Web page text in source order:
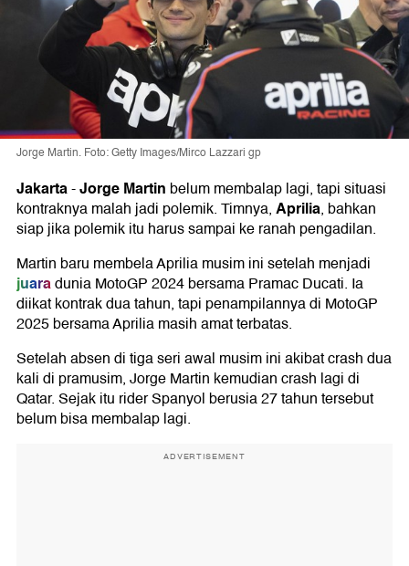
Jorge Martin. Foto: Getty Images/Mirco Lazzari gp
Jakarta-Jorge Martin belum membalap lagi, tapi situasi
kontraknya malah jadi polemik. Timnya,Aprilia, bahkan
siap jika polemik itu harus sampai ke ranah pengadilan.
Martin baru membela Aprilia musim ini setelah menjadi
juaradunia MotoGP 2024 bersama Pramac Ducati. Ia
diikat kontrak dua tahun, tapi penampilannya di MotoGP
2025 bersama Aprilia masih amat terbatas.
Setelah absen di tiga seri awal musim ini akibat crash dua
kali di pramusim, Jorge Martin kemudian crash lagi di
Qatar. Sejak itu rider Spanyol berusia 27 tahun tersebut
belum bisa membalap lagi.
ADVERTISEMENT